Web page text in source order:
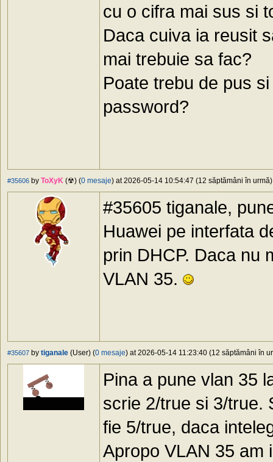
cu o cifra mai sus si
Daca cuiva ia reusit
mai trebuie sa fac?
Poate trebu de pus
password?
#35606 by ToXyK (☢) (0 mesaje) at 2026-05-14 10:54:47 (12 săptămâni în urmă)
#35605 tiganale,
Huawei pe interfata
prin DHCP. Daca nu
VLAN 35.
#35607 by tiganale (User) (0 mesaje) at 2026-05-14 11:23:40 (12 săptămâni în
Pina a pune vlan 35
scrie 2/true si 3/true.
fie 5/true, daca
Apropo VLAN 35 am